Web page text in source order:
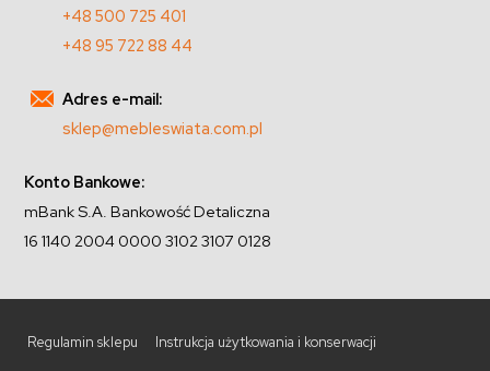
+48 500 725 401
+48 95 722 88 44
Adres e-mail:
sklep@mebleswiata.com.pl
Konto Bankowe:
mBank S.A. Bankowość Detaliczna
16 1140 2004 0000 3102 3107 0128
Regulamin sklepu Instrukcja użytkowania i konserwacji